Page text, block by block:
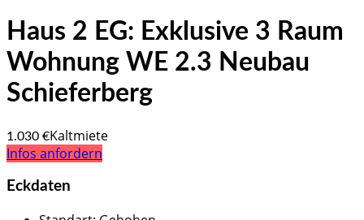
Haus 2 EG: Exklusive 3 Raum
Wohnung WE 2.3 Neubau
Schieferberg
1.030 €Kaltmiete
Infos anfordern
Eckdaten